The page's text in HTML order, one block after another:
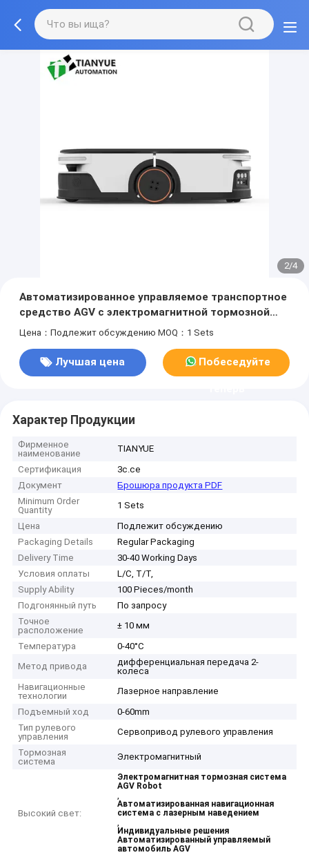
2/4
Автоматизированное управляемое транспортное
средство AGV с электромагнитной тормозной
системой и лазерной навигацией
Цена：Подлежит обсуждению MOQ：1 Sets
Лучшая цена Побеседуйте
Характер Продукции
Фирменное
наименование
TIANYUE
Сертификация
3c.ce
Документ
Брошюра продукта PDF
Minimum Order
Quantity
1 Sets
Цена
Подлежит обсуждению
Packaging Details
Regular Packaging
Delivery Time
30-40 Working Days
Условия оплаты
L/C, T/T,
Supply Ability
100 Pieces/month
Подгонянный путь
По запросу
Точное
расположение
± 10 мм
Температура
0-40°С
Метод привода
дифференциальная передача 2-
колеса
Навигационные
технологии
Лазерное направление
Подъемный ход
0-60mm
Тип рулевого
управления
Сервопривод рулевого управления
Тормозная
система
Электромагнитный
Высокий свет:
Электромагнитная тормозная система
AGV Robot
,
Автоматизированная навигационная
система с лазерным наведением
,
Индивидуальные решения
Автоматизированный управляемый
автомобиль AGV